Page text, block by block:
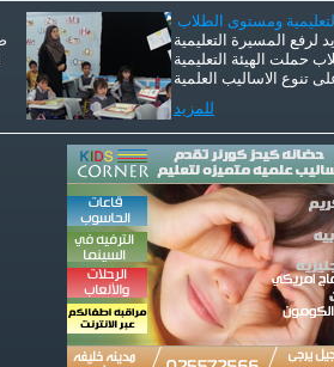
ومستوى الطلاب
لرفع المسيرة التعليمية
حملت الهيئة التعليمية
تنوع الاساليب العلمية
للمزيد